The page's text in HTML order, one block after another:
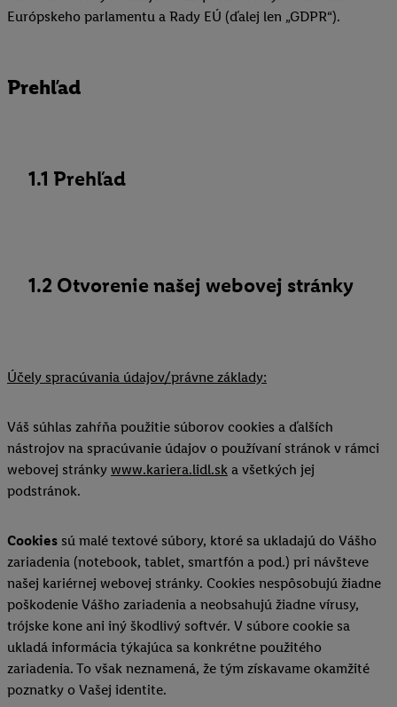
Európskeho parlamentu a Rady EÚ (ďalej len „GDPR“).
Prehľad
1.1 Prehľad
1.2 Otvorenie našej webovej stránky
Účely spracúvania údajov/právne základy:
Váš súhlas zahŕňa použitie súborov cookies a ďalších
nástrojov na spracúvanie údajov o používaní stránok v rámci
webovej stránky www.kariera.lidl.sk a všetkých jej
podstránok.
Cookies sú malé textové súbory, ktoré sa ukladajú do Vášho
zariadenia (notebook, tablet, smartfón a pod.) pri návšteve
našej kariérnej webovej stránky. Cookies nespôsobujú žiadne
poškodenie Vášho zariadenia a neobsahujú žiadne vírusy,
trójske kone ani iný škodlivý softvér. V súbore cookie sa
ukladá informácia týkajúca sa konkrétne použitého
zariadenia. To však neznamená, že tým získavame okamžité
poznatky o Vašej identite.